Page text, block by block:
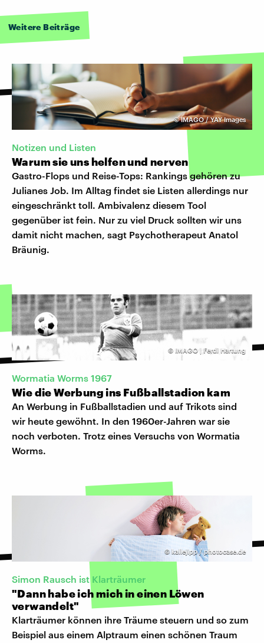
Weitere Beiträge
©IMAGO / YAY Images
Notizen und Listen
Warum sie uns helfen und nerven
Gastro-Flops und Reise-Tops: Rankings gehören zu
Julianes Job. Im Alltag findet sie Listen allerdings nur
eingeschränkt toll. Ambivalenz diesem Tool
gegenüber ist fein. Nur zu viel Druck sollten wir uns
damit nicht machen, sagt Psychotherapeut Anatol
Bräunig.
© IMAGO | Ferdi Hartung
Wormatia Worms 1967
Wie die Werbung ins Fußballstadion kam
An Werbung in Fußballstadien und auf Trikots sind
wir heute gewöhnt. In den 1960er-Jahren war sie
noch verboten. Trotz eines Versuchs von Wormatia
Worms.
© kallejipp / photocase.de
Simon Rausch ist Klarträumer
"Dann habe ich mich in einen Löwen
verwandelt"
Klarträumer können ihre Träume steuern und so zum
Beispiel aus einem Alptraum einen schönen Traum